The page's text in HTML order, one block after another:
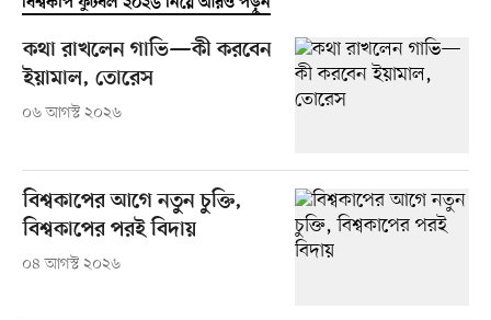
কথা রাখলেন গাভি—কী করবেন
ইয়ামাল, তোরেস
০৬ আগস্ট ২০২৬
বিশ্বকাপের আগে নতুন চুক্তি,
বিশ্বকাপের পরই বিদায়
০৪ আগস্ট ২০২৬